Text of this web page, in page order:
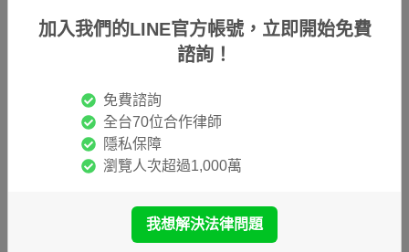
一次看
偽造貨幣是什麼？偽造貨幣有哪些構成要件？偽造貨幣
解偽造貨幣會觸犯的刑責，並告訴你收到假鈔時應該怎
麼處理，來保護自己也避免觸法！
加入我們的LINE官方帳號，立即開始免費
諮詢！
免費諮詢
全台70位合作律師
隱私保障
瀏覽人次超過1,000萬
我想解決法律問題